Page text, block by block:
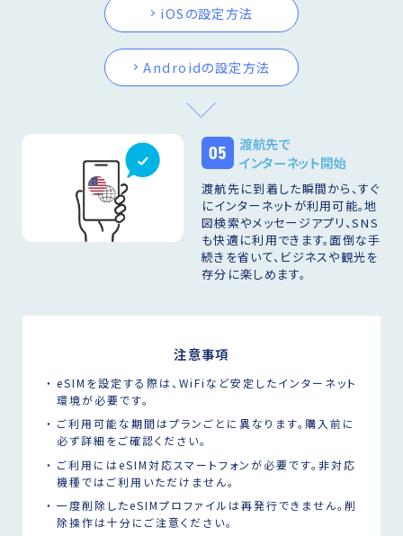
iOSの設定方法
Androidの設定方法
05
渡航先で
インターネット開始
渡航先に到着した瞬間から、すぐ
にインターネットが利用可能。地
図検索やメッセージアプリ、SNS
も快適に利用できます。面倒な手
続きを省いて、ビジネスや観光を
存分に楽しめます。
注意事項
eSIMを設定する際は、WiFiなど安定したインターネット
環境が必要です。
ご利用可能な期間はプランごとに異なります。購入前に
必ず詳細をご確認ください。
ご利用にはeSIM対応スマートフォンが必要です。非対応
機種ではご利用いただけません。
一度削除したeSIMプロファイルは再発行できません。削
除操作は十分にご注意ください。